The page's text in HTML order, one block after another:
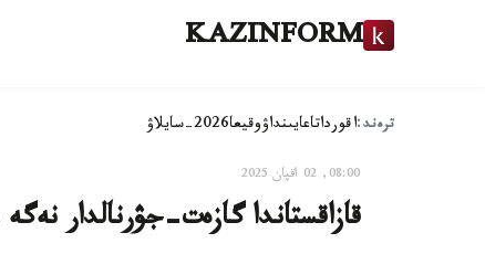
KAZINFORM
ترەند:اقورداتاعايىنداۋوقيعا2026-سايلاۋ
08:00, 02 اقپان 2025
قازاقستاندا گازەت-جۋرنالدار